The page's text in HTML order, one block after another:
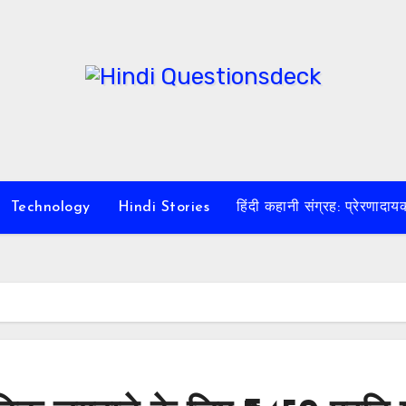
Technology Hindi Stories हिंदी कहानी संग्रह: